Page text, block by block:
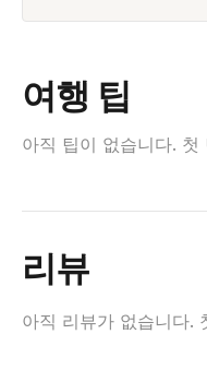
여행 팁
아직 팁이 없습니다. 첫
리뷰
아직 리뷰가 없습니다.